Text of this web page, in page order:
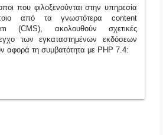
που φιλοξενούνται στην υπηρεσία
από τα γνωστότερα content
(CMS), ακολουθούν σχετικές
των εγκαταστημένων εκδόσεων
αφορά τη συμβατότητα με PHP 7.4: